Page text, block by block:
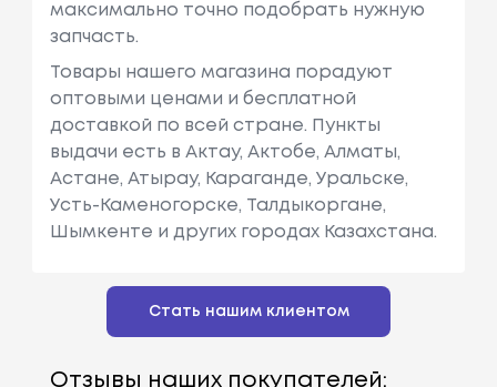
максимально точно подобрать нужную
запчасть.
Товары нашего магазина порадуют
оптовыми ценами и бесплатной
доставкой по всей стране. Пункты
выдачи есть в Актау, Актобе, Алматы,
Астане, Атырау, Караганде, Уральске,
Усть-Каменогорске, Талдыкоргане,
Шымкенте и других городах Казахстана.
Стать нашим клиентом
Отзывы наших покупателей: